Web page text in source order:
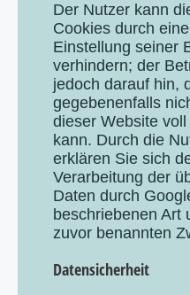
Der Nutzer kann
Cookies durch
Einstellung seiner
verhindern; der
jedoch darauf hin,
gegebenenfalls
dieser Website
kann. Durch die
erklären Sie sich
Verarbeitung der
Daten durch
beschriebenen Art
zuvor benannten
Datensicherheit